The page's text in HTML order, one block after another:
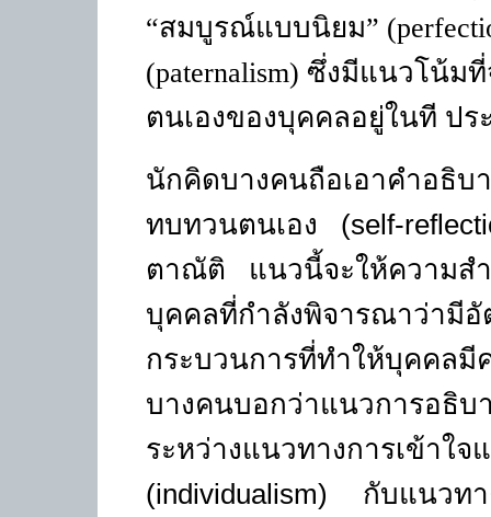
“สมบูรณ์แบบนิยม”
(paternalism) ซึ่งมีแนวโน้มที่
ตนเองของบุคคลอยู่ในที ป
นักคิดบางคนถือเอาคำอธิบ
ทบทวนตนเอง (self-
ตาณัติ แนวนี้จะให้ความส
บุคคลที่กำลังพิจารณาว่
กระบวนการที่ทำให้บุคคล
บางคนบอกว่าแนวการอธิบ
ระหว่างแนวทางการเข้าใ
(individualism) กับแนวท